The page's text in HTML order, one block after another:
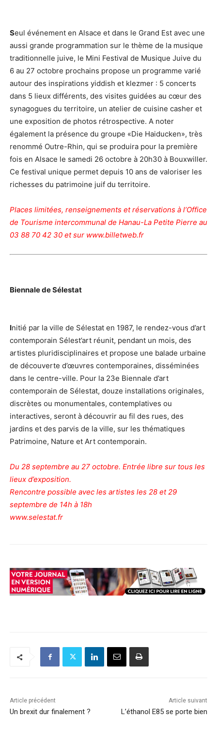
Seul événement en Alsace et dans le Grand Est avec une
aussi grande programmation sur le thème de la musique
traditionnelle juive, le Mini Festival de Musique Juive du
6 au 27 octobre prochains propose un programme varié
autour des inspirations yiddish et klezmer : 5 concerts
dans 5 lieux différents, des visites guidées au cœur des
synagogues du territoire, un atelier de cuisine casher et
une exposition de photos rétrospective. A noter
également la présence du groupe «Die Haiducken», très
renommé Outre-Rhin, qui se produira pour la première
fois en Alsace le samedi 26 octobre à 20h30 à Bouxwiller.
Ce festival unique permet depuis 10 ans de valoriser les
richesses du patrimoine juif du territoire.
Places limitées, renseignements et réservations à l’Office
de Tourisme intercommunal de Hanau-La Petite Pierre au
03 88 70 42 30 et sur www.billetweb.fr
Biennale de Sélestat
Initié par la ville de Sélestat en 1987, le rendez-vous d’art
contemporain Sélest’art réunit, pendant un mois, des
artistes pluridisciplinaires et propose une balade urbaine
de découverte d’œuvres contemporaines, disséminées
dans le centre-ville. Pour la 23e Biennale d’art
contemporain de Sélestat, douze installations originales,
discrètes ou monumentales, contemplatives ou
interactives, seront à découvrir au fil des rues, des
jardins et des parvis de la ville, sur les thématiques
Patrimoine, Nature et Art contemporain.
Du 28 septembre au 27 octobre. Entrée libre sur tous les
lieux d’exposition.
Rencontre possible avec les artistes les 28 et 29
septembre de 14h à 18h
www.selestat.fr
Article précédent
Un brexit dur finalement ?
Article suivant
L’éthanol E85 se porte bien